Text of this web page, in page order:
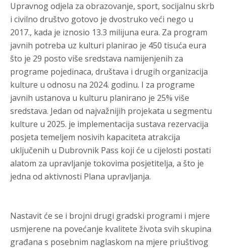
Upravnog odjela za obrazovanje, sport, socijalnu skrb
i civilno društvo gotovo je dvostruko veći nego u
2017., kada je iznosio 13.3 milijuna eura. Za program
javnih potreba uz kulturi planirao je 450 tisuća eura
što je 29 posto više sredstava namijenjenih za
programe pojedinaca, društava i drugih organizacija
kulture u odnosu na 2024. godinu. I za programe
javnih ustanova u kulturu planirano je 25% više
sredstava. Jedan od najvažnijih projekata u segmentu
kulture u 2025. je implementacija sustava rezervacija
posjeta temeljem nosivih kapaciteta atrakcija
uključenih u Dubrovnik Pass koji će u cijelosti postati
alatom za upravljanje tokovima posjetitelja, a što je
jedna od aktivnosti Plana upravljanja.
Nastavit će se i brojni drugi gradski programi i mjere
usmjerene na povećanje kvalitete života svih skupina
građana s posebnim naglaskom na mjere priuštivog